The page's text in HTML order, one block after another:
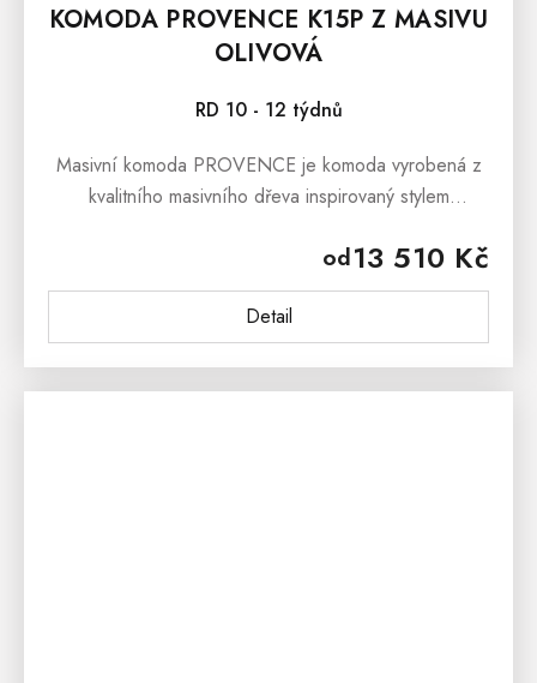
KOMODA PROVENCE K15P Z MASIVU
OLIVOVÁ
RD 10 - 12 týdnů
od13 510 Kč
Detail
Masivní komoda PROVENCE je komoda vyrobená z
kvalitního masivního dřeva inspirovaný stylem
komoda PROVENCE je vyrobená z...